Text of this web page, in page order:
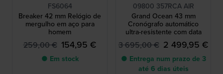
FS6064
Breaker 42 mm Relógio de
mergulho em aço para
homem
259,00 € 154,95 €
● Em stock
09800 357RCA AIR
Grand Ocean 43 mm
Cronógrafo automático
ultra-resistente com data
3 695,00 € 2 499,95 €
● Entrega num prazo de 3
até 6 dias úteis